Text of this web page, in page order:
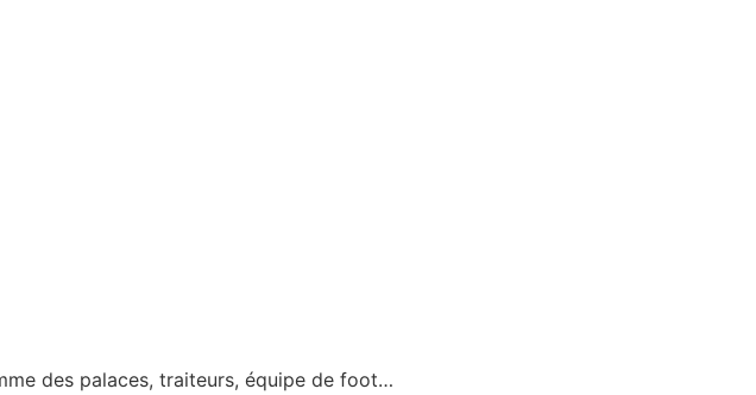
des palaces, traiteurs, équipe de foot…